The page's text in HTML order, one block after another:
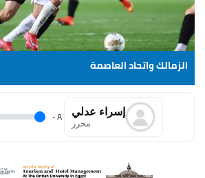
الزمالك واتحاد العاصمة
إسراء عدلي
محرر A
.